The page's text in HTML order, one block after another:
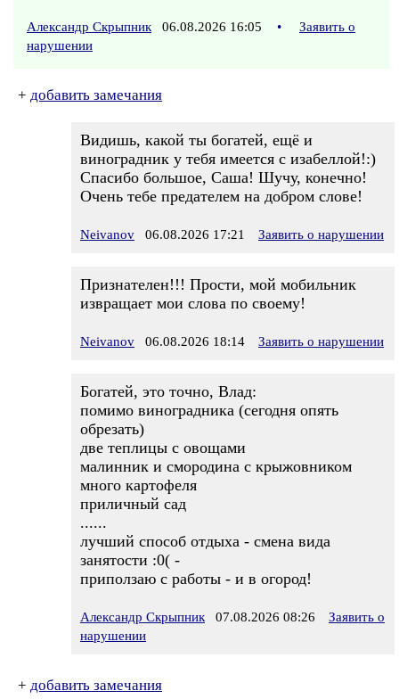
Александр Скрыпник 06.08.2026 16:05 •
Заявить о
нарушении
+ добавить замечания
Видишь, какой ты богатей, ещё и
виноградник у тебя имеется с изабеллой!:)
Спасибо большое, Саша! Шучу, конечно!
Очень тебе предателем на добром слове!
Neivanov 06.08.2026 17:21 Заявить о нарушении
Признателен!!! Прости, мой мобильник
извращает мои слова по своему!
Neivanov 06.08.2026 18:14 Заявить о нарушении
Богатей, это точно, Влад:
помимо виноградника (сегодня опять
обрезать)
две теплицы с овощами
малинник и смородина с крыжовником
много картофеля
приличный сад
......
лучший способ отдыха - смена вида
занятости :0( -
приползаю с работы - и в огород!
Александр Скрыпник 07.08.2026 08:26
Заявить о
нарушении
+ добавить замечания